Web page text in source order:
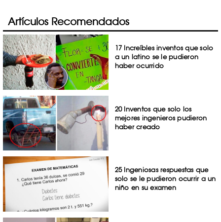
Artículos Recomendados
17 Increíbles inventos que solo
a un latino se le pudieron
haber ocurrido
20 Inventos que solo los
mejores ingenieros pudieron
haber creado
25 Ingeniosas respuestas que
solo se le pudieron ocurrir a un
niño en su examen